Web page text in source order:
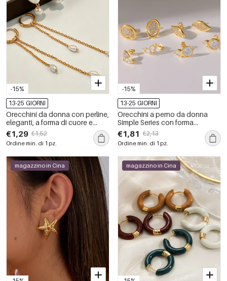
-15%
13-25 GIORNI
Orecchini da donna con perline,
eleganti, a forma di cuore e
nappa, in acciaio inossidabile
impermeabile color oro, serie
Romantic Series.
€1,29 €1,52
Ordine min. di 1 pz.
-15%
13-25 GIORNI
Orecchini a perno da donna
Simple Series con forma
geometrica, in acciaio
inossidabile, impermeabili, color
oro e strass.
€1,81 €2,13
Ordine min. di 1 pz.
magazzino in Cina magazzino in Cina